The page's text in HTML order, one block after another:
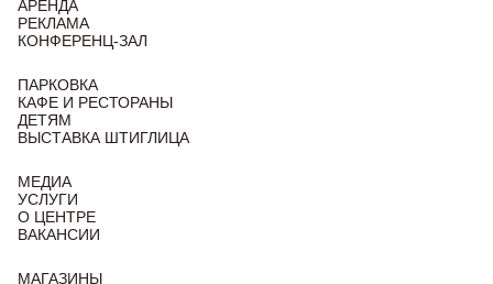
АРЕНДА
РЕКЛАМА
КОНФЕРЕНЦ-ЗАЛ
ПАРКОВКА
КАФЕ И РЕСТОРАНЫ
ДЕТЯМ
ВЫСТАВКА ШТИГЛИЦА
МЕДИА
УСЛУГИ
О ЦЕНТРЕ
ВАКАНСИИ
МАГАЗИНЫ